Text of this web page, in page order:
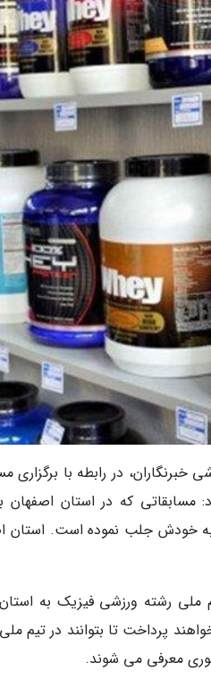
در رابطه با
مسابقاتی که در استان
به خودش جلب نموده است. استان
ملی رشته ورزشی فیزیک به
پرداخت تا بتوانند در تیم
معرفی می شوند.